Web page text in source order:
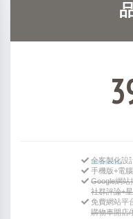
全客製化設
手機版+電
Google網站
社群評論+
免費網站平
購物車開店/